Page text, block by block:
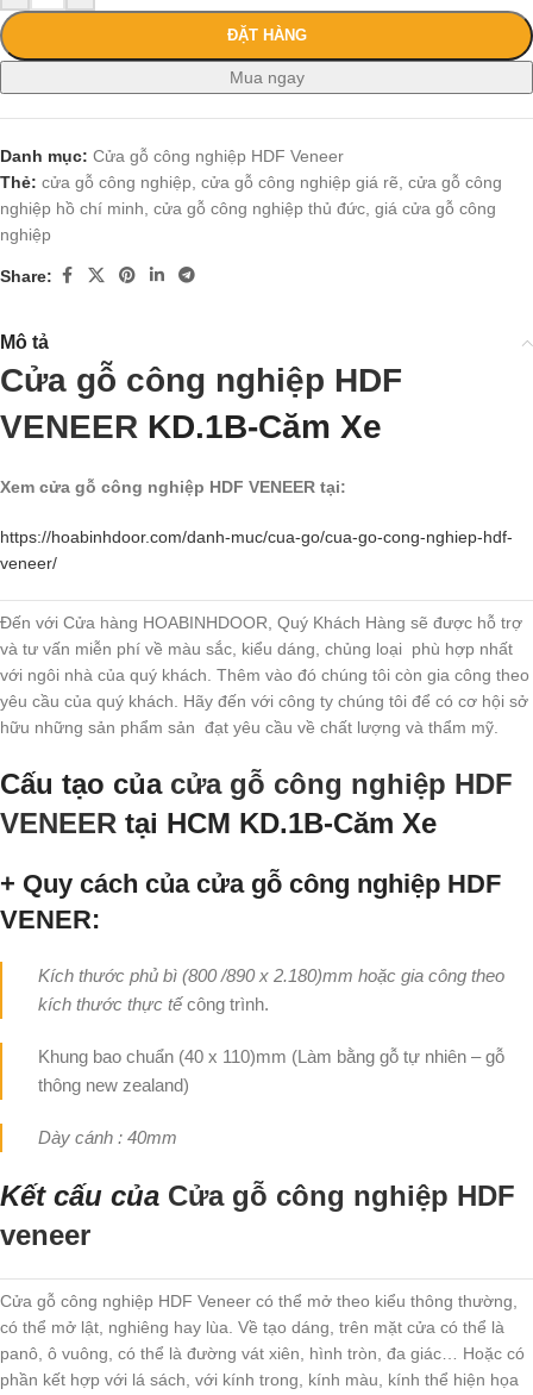
ĐẶT HÀNG
Mua ngay
Danh mục: Cửa gỗ công nghiệp HDF Veneer
Thẻ: cửa gỗ công nghiệp cửa gỗ công nghiệp giá rẽ cửa gỗ công
nghiệp hồ chí minh cửa gỗ công nghiệp thủ đức giá cửa gỗ công
nghiệp
Share:
Mô tả
Cửa gỗ công nghiệp HDF
VENEER KD.1B-Căm Xe
Xem cửa gỗ công nghiệp HDF VENEER tại:
https://hoabinhdoor.com/danh-muc/cua-go/cua-go-cong-nghiep-hdf-
veneer/
Đến với Cửa hàng HOABINHDOOR, Quý Khách Hàng sẽ được hỗ trợ
và tư vấn miễn phí về màu sắc, kiểu dáng, chủng loại phù hợp nhất
với ngôi nhà của quý khách. Thêm vào đó chúng tôi còn gia công theo
yêu cầu của quý khách. Hãy đến với công ty chúng tôi để có cơ hội sở
hữu những sản phẩm sản đạt yêu cầu về chất lượng và thẩm mỹ.
Cấu tạo của cửa gỗ công nghiệp HDF
VENEER tại HCM KD.1B-Căm Xe
+ Quy cách của cửa gỗ công nghiệp HDF
VENER:
Kích thước phủ bì (800 /890 x 2.180)mm hoặc gia công theo
kích thước thực tếcông trình.
Khung bao chuẩn (40 x 110)mm (Làm bằng gỗ tự nhiên – gỗ
thông new zealand)
Dày cánh : 40mm
Kết cấu của Cửa gỗ công nghiệp HDF
veneer
Cửa gỗ công nghiệp HDF Veneer có thể mở theo kiểu thông thường,
có thể mở lật, nghiêng hay lùa. Về tạo dáng, trên mặt cửa có thể là
panô, ô vuông, có thể là đường vát xiên, hình tròn, đa giác… Hoặc có
phần kết hợp với lá sách, với kính trong, kính màu, kính thể hiện họa